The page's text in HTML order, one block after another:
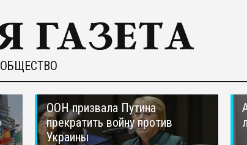
ОБЩЕСТВО
ООН призвала Путина
прекратить войну против
Украины